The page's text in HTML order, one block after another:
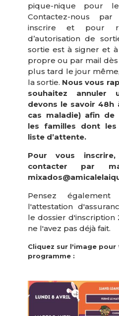
pique-nique pour
Contactez-nous
inscrire et pour
d’autorisation de
sortie est à signer et
propre ou par mail
plus tard le jour
la sortie. Nous vous
souhaitez annuler
devons le savoir 48h
cas maladie) afin
les familles dont
liste d’attente.
Pour vous
contacter par
Pensez
l'attestation
le dossier d'inscription
ne l'avez pas déjà fait.
Cliquez sur l'image pour
programme :